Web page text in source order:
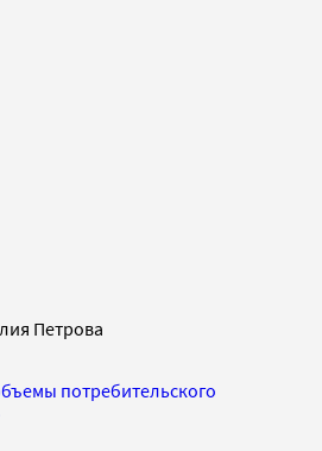
Петрова
потребительского